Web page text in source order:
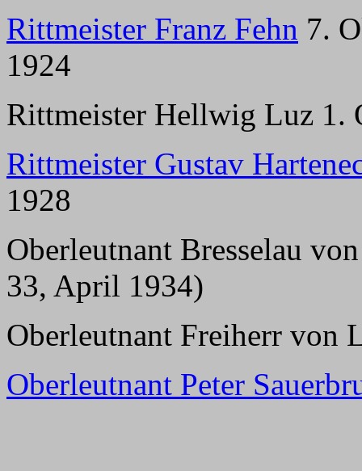
Rittmeister Franz Fehn 7.
1924
Rittmeister Hellwig Luz 1.
Rittmeister Gustav
1928
Oberleutnant Bresselau
33, April 1934)
Oberleutnant Freiherr von
Oberleutnant Peter